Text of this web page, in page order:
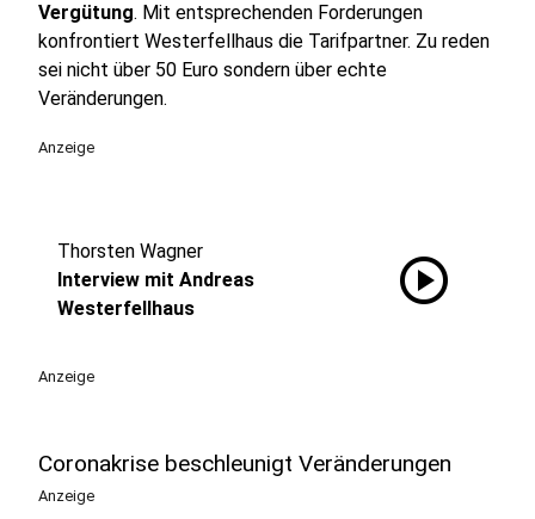
Vergütung. Mit entsprechenden Forderungen
konfrontiert Westerfellhaus die Tarifpartner. Zu reden
sei nicht über 50 Euro sondern über echte
Veränderungen.
Anzeige
Thorsten Wagner
Interview mit Andreas
Westerfellhaus
play_circle
Anzeige
Coronakrise beschleunigt Veränderungen
Anzeige